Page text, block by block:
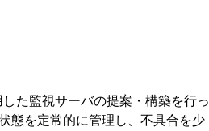
た監視サーバの提案・構築を行っ
態を定常的に管理し、不具合を少